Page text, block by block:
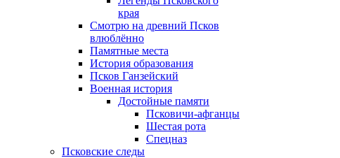
края
Смотрю на древний Псков
влюблённо
Памятные места
История образования
Псков Ганзейский
Военная история
Достойные памяти
Псковичи-афганцы
Шестая рота
Спецназ
Псковские следы